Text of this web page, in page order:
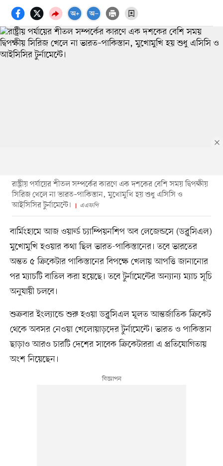
রাষ্ট্রীয় পর্যায়ের শীতল সম্পর্কের কারণে এক দশকের বেশি সময় দ্বিপক্ষীয়
সিরিজ খেলে না ভারত–পাকিস্তান, মুখোমুখি হয় শুধু এসিসি ও
আইসিসির টুর্নামেন্টে।
এএফপি
বার্মিংহামে আজ ওয়ার্ল্ড চ্যাম্পিয়নশিপ অব লেজেন্ডসে (ডব্লুসিএল)
মুখোমুখি হওয়ার কথা ছিল ভারত-পাকিস্তানের। তবে ভারতের
অন্তত ৫ ক্রিকেটার পাকিস্তানের বিপক্ষে খেলায় আপত্তি জানানোর
পর ম্যাচটি বাতিল করা হয়েছে। তবে টুর্নামেন্টের অন্যান্য ম্যাচ সূচি
অনুযায়ী চলবে।
শুক্রবার ইংল্যান্ডে শুরু হওয়া ডব্লুসিএল মূলত আন্তর্জাতিক ক্রিকেট
থেকে অবসর নেওয়া খেলোয়াড়দের টুর্নামেন্টে। ভারত ও পাকিস্তান
ছাড়াও আরও চারটি দেশের সাবেক ক্রিকেটাররা এ প্রতিযোগিতায়
অংশ নিয়েছেন।